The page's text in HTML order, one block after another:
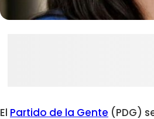
El Partido de la Gente (PDG)